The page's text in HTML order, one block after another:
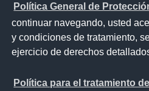
Política General de
continuar navegando, usted
y condiciones de tratamiento,
ejercicio de derechos
Política para el tratamiento
Contacto
Proyecto Personajes
Sistema Nacional de